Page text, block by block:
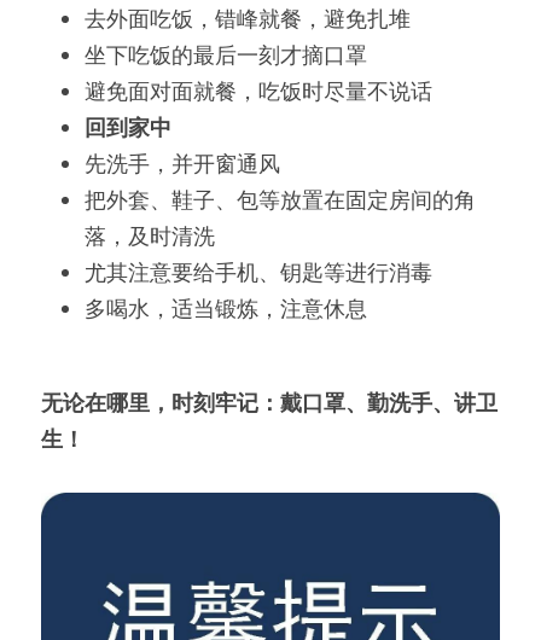
去外面吃饭，错峰就餐，避免扎堆
坐下吃饭的最后一刻才摘口罩
避免面对面就餐，吃饭时尽量不说话
回到家中
先洗手，并开窗通风
把外套、鞋子、包等放置在固定房间的角
落，及时清洗
尤其注意要给手机、钥匙等进行消毒
多喝水，适当锻炼，注意休息
无论在哪里，时刻牢记：戴口罩、勤洗手、讲卫
生！